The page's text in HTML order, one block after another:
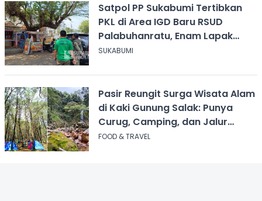
Satpol PP Sukabumi Tertibkan
PKL di Area IGD Baru RSUD
Palabuhanratu, Enam Lapak
Dibongkar Mandiri
SUKABUMI
Pasir Reungit Surga Wisata Alam
di Kaki Gunung Salak: Punya
Curug, Camping, dan Jalur
Pendakian
FOOD & TRAVEL